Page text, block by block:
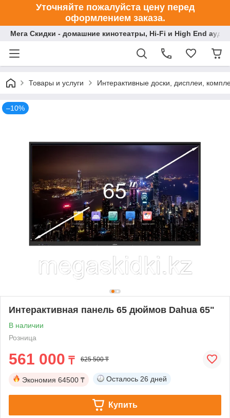
Уточняйте пожалуйста цену перед
оформлением заказа.
Мега Скидки - домашние кинотеатры, Hi-Fi и High End
Товары и услуги Интерактивные доски, дисплеи,
–10%
Интерактивная панель 65 дюймов Dahua 65"
В наличии
Розница
561 000 ₸ 625 500 ₸
Экономия 64500 ₸ Осталось 26 дней
Купить